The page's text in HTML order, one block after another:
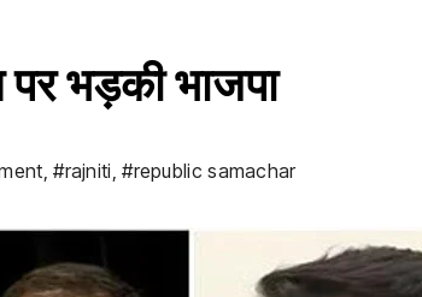
पर भड़की भाजपा
,#rajniti,#republic samachar